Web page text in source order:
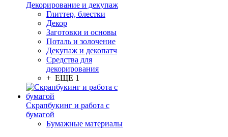
Декорирование и декупаж
Глиттер, блестки
Декор
Заготовки и основы
Поталь и золочение
Декупаж и декопатч
Средства для
декорирования
+ ЕЩЕ 1
Скрапбукинг и работа с
бумагой
Бумажные материалы